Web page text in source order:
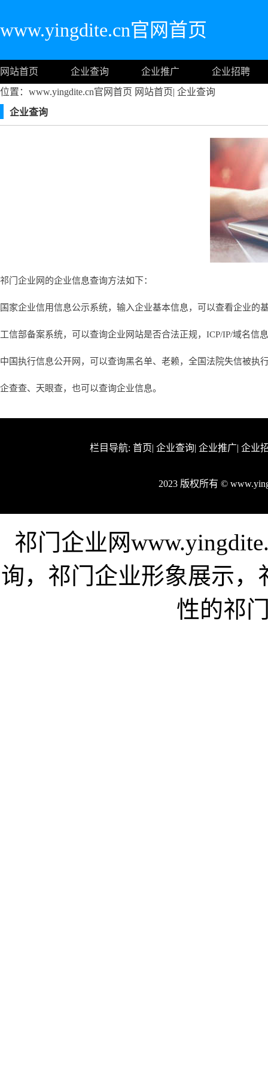
www.yingdite.cn官网首页
网站首页 企业查询 企业推广
企业招聘
位置：www.yingdite.cn官网首页 网站首页| 企业查询
企业查询
祁门企业网的企业信息查询方法如下：
国家企业信用信息公示系统，输入企业基本信息，可以查看企业的
工信部备案系统，可以查询企业网站是否合法正规，ICP/IP/域名信
中国执行信息公开网，可以查询黑名单、老赖，全国法院失信被执
企查查、天眼查，也可以查询企业信息。
栏目导航: 首页| 企业查询| 企业推广| 企业
2023 版权所有 ©
祁门企业网
询，祁门企业形象展示
性的祁